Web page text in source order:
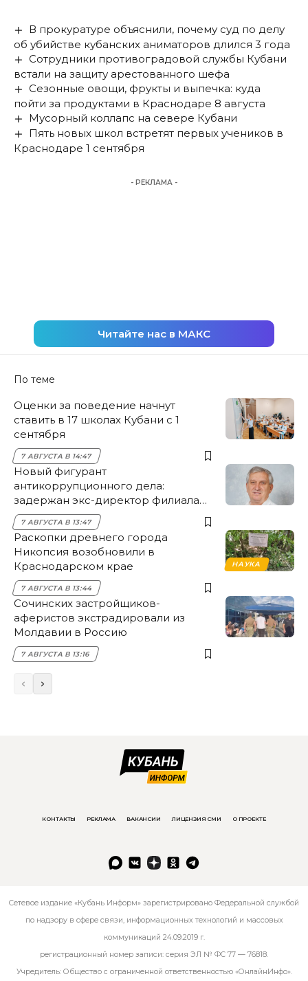
В прокуратуре объяснили, почему суд по делу
об убийстве кубанских аниматоров длился 3 года
Сотрудники противоградовой службы Кубани
встали на защиту арестованного шефа
Сезонные овощи, фрукты и выпечка: куда
пойти за продуктами в Краснодаре 8 августа
Мусорный коллапс на севере Кубани
Пять новых школ встретят первых учеников в
Краснодаре 1 сентября
- РЕКЛАМА -
Читайте нас в МАКС
По теме
Оценки за поведение начнут
ставить в 17 школах Кубани с 1
сентября
7 АВГУСТА В 14:47
Новый фигурант
антикоррупционного дела:
задержан экс-директор филиала
НЭСК Крымска
7 АВГУСТА В 13:47
НАУКА
Раскопки древнего города
Никопсия возобновили в
Краснодарском крае
7 АВГУСТА В 13:44
Сочинских застройщиков-
аферистов экстрадировали из
Молдавии в Россию
7 АВГУСТА В 13:16
КОНТАКТЫ РЕКЛАМА ВАКАНСИИ ЛИЦЕНЗИЯ СМИ О ПРОЕКТЕ
Сетевое издание «Кубань Информ» зарегистрировано Федеральной службой
по надзору в сфере связи, информационных технологий и массовых
коммуникаций 24.09.2019 г.
регистрационный номер записи: серия ЭЛ № ФС 77 — 76818.
Учредитель: Общество с ограниченной ответственностью «ОнлайнИнфо».